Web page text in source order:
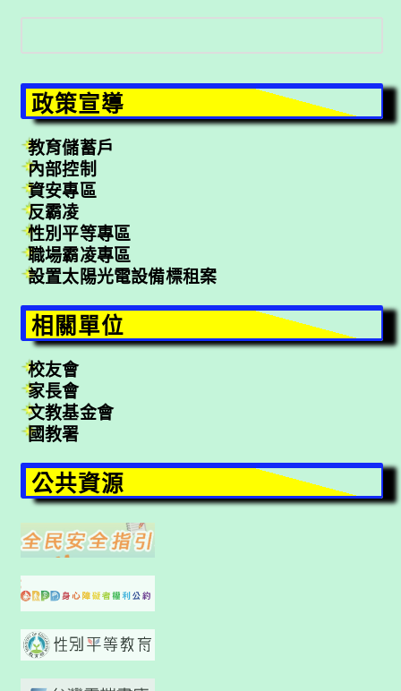
搜
尋
政策宣導
教育儲蓄戶
內部控制
資安專區
反霸凌
性別平等專區
職場霸凌專區
設置太陽光電設備標租案
相關單位
校友會
家長會
文教基金會
國教署
公共資源